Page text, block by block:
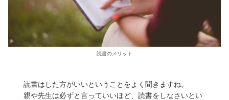
読書のメリット
読書はした方がいいということをよく聞きますね。
親や先生は必ずと言っていいほど、読書をしなさいとい